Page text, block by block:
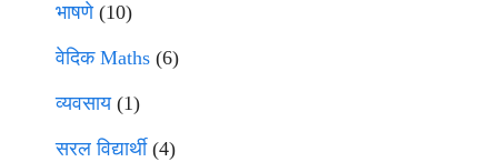
भाषणे(10)
वेदिक Maths (6)
व्यवसाय(1)
सरल विद्यार्थी(4)